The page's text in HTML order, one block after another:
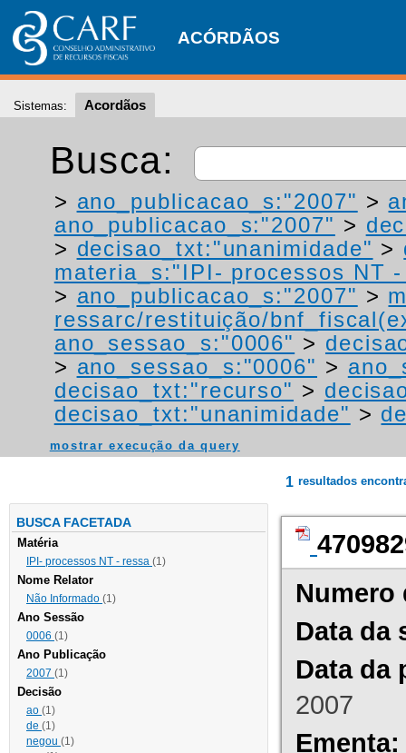
ACÓRDÃOS
Sistemas: Acordãos
Busca:
> ano_publicacao_s:"2007" >
ano_publicacao_s:"2007" >
> decisao_txt:"unanimidade" >
materia_s:"IPI- processos NT
> ano_publicacao_s:"2007" >
ressarc/restituição/
ano_sessao_s:"0006" >
> ano_sessao_s:"0006" >
decisao_txt:"recurso" >
decisao_txt:"unanimidade" >
mostrar execução da query
BUSCA FACETADA
Matéria
IPI- processos NT - ressa (1)
Nome Relator
Não Informado (1)
Ano Sessão
0006 (1)
Ano Publicação
2007 (1)
Decisão
ao (1)
de (1)
negou (1)
1 resultados
Numero
Data da
Data da
2007
Ementa: